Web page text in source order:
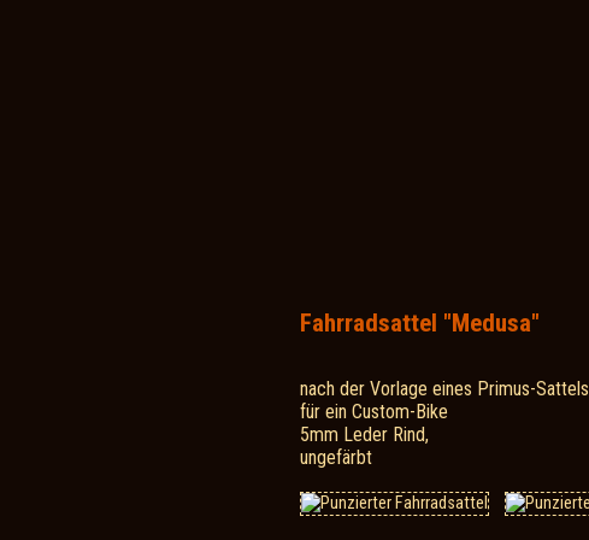
Fahrradsattel "Medusa"
nach der Vorlage eines Primus-Sattels
für ein Custom-Bike
5mm Leder Rind,
ungefärbt